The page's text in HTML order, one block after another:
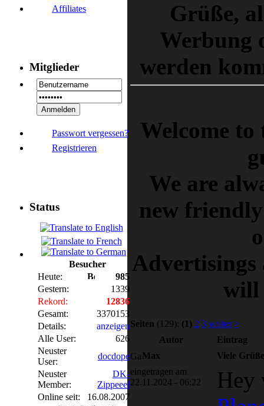
Affiliates
Mitglieder
Passwort vergessen?
Registrieren
Status
Besucher
Heute:
985
Gestern:
1339
Rekord:
12836
Gesamt:
3370153
Details:
anzeigen
Alle User:
626
Neuster
User:
docdope
Neuster
Member:
DK-
Zippeeel
Online seit:
16.08.2007
Grüße,
Werbung
werden
Welcome to
We are
new friendly
Advertisings
will
Seiten (129): (1) 2 3 weiter >
Autor
Eintrag
Max
Viele Grüße
eingetragen am
22.11.2024 - 06:22
Hey